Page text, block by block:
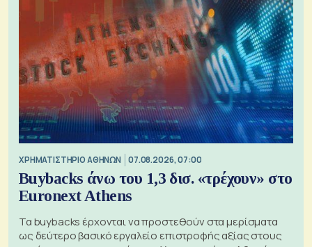
XΡΗΜΑΤΙΣΤΗΡΙΟ ΑΘΗΝΩΝ 07.08.2026, 07:00
Buybacks άνω του 1,3 δισ. «τρέχουν» στο
Euronext Athens
Τα buybacks έρχονται να προστεθούν στα μερίσματα
ως δεύτερο βασικό εργαλείο επιστροφής αξίας στους